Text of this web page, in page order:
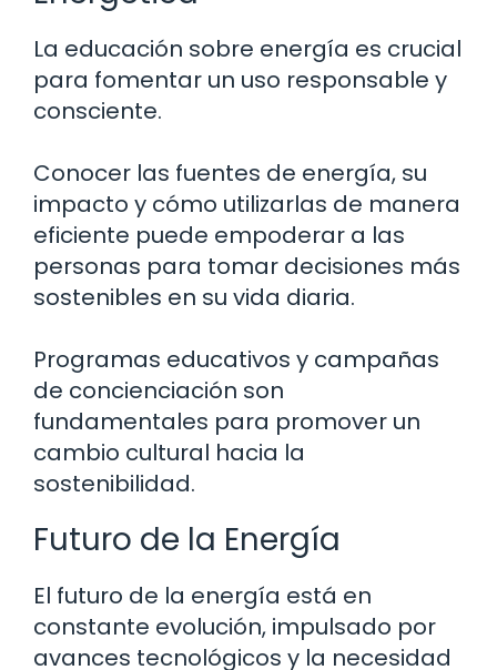
La educación sobre energía es crucial
para fomentar un uso responsable y
consciente.
Conocer las fuentes de energía, su
impacto y cómo utilizarlas de manera
eficiente puede empoderar a las
personas para tomar decisiones más
sostenibles en su vida diaria.
Programas educativos y campañas
de concienciación son
fundamentales para promover un
cambio cultural hacia la
sostenibilidad.
Futuro de la Energía
El futuro de la energía está en
constante evolución, impulsado por
avances tecnológicos y la necesidad